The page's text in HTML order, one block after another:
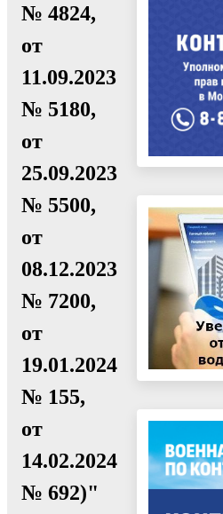
№ 4824,
от
11.09.2023
№ 5180,
от
25.09.2023
№ 5500,
от
08.12.2023
№ 7200,
от
19.01.2024
№ 155,
от
14.02.2024
№ 692)"